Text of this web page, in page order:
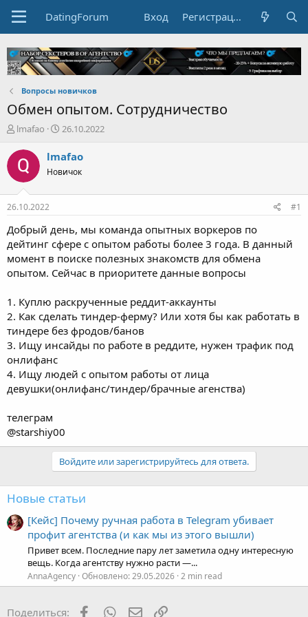
DatingForum Вход Регистрация
Вопросы новичков
Обмен опытом. Сотрудничество
А
в
т
о
р
т
е
м
ы
lmafao
Д
а
т
н
а
а
26.10.2022
Новичок
26.10.2022
Добрый день, мы команда опытных воркеров по
дейтинг сфере с опытом работы более 3 года. В данный
момент в поиске полезных знакомств для обмена
опытом. Сейчас в приоритете данные вопросы
2. Как сделать тиндер-ферму? Или хотя бы как работать в
тиндере без фродов/банов
3. Ищу инсайды по работе в реддите, нужен трафик под
онлифанс
4. Ищу людей с опытом работы от лица
девушки(онлифанс/тиндер/брачные агенства)
@starshiy00
Войдите или зарегистрируйтесь для ответа.
[Кейс] Почему ручная работа в Telegram убивает
профит агентства (и как мы из этого вышли)
Привет всем. Последние пару лет заметила одну интересную
вещь. Когда агентству нужно расти —...
AnnaAgency Обновлено:29.05.2026